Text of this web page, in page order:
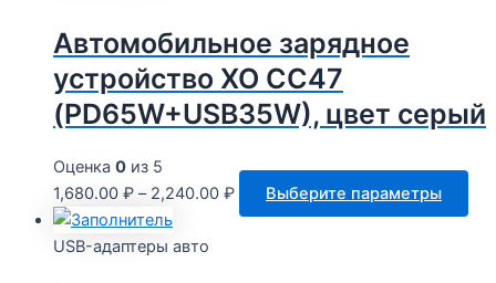
Автомобильное зарядное
устройство XO CC47
(PD65W+USB35W), цвет серый
Оценка 0 из 5
1,680.00 ₽ – 2,240.00 ₽ Выберите параметры
USB-адаптеры авто